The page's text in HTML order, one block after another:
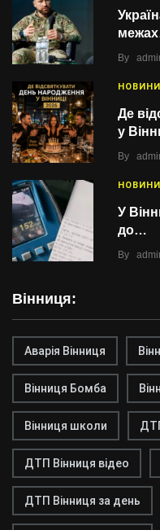
By
НОВИНИ
Де
у
By
НОВИНИ
У
до…
By
Вінниця:
Аварія Вінниця
Вінниця Бомба
Вінниця школи
ДТП Вінниця відео
ДТП Вінниця за день